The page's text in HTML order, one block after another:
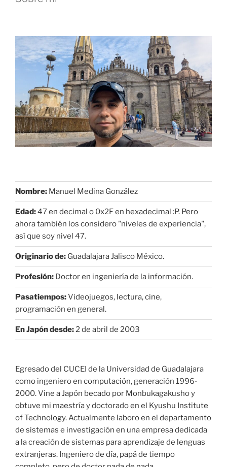
Nombre: Manuel Medina González
Edad:47 en decimal o 0x2F en hexadecimal :P. Pero
ahora también los considero "niveles de experiencia",
así que soy nivel 47.
Originario de: Guadalajara Jalisco México.
Profesión: Doctor en ingeniería de la información.
Pasatiempos:Videojuegos, lectura, cine,
programación en general.
En Japón desde:2 de abril de 2003
Egresado del CUCEI de la Universidad de Guadalajara
como ingeniero en computación, generación 1996-
2000. Vine a Japón becado por Monbukagakusho y
obtuve mi maestría y doctorado en el Kyushu Institute
of Technology. Actualmente laboro en el departamento
de sistemas e investigación en una empresa dedicada
a la creación de sistemas para aprendizaje de lenguas
extranjeras. Ingeniero de día, papá de tiempo